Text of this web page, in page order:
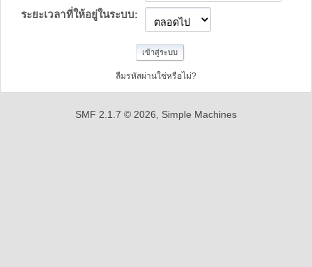
ระยะเวลาที่ให้อยู่ในระบบ:
ลืมรหัสผ่านใช่หรือไม่?
SMF 2.1.7 © 2026, Simple Machines